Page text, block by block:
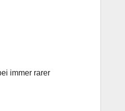
immer rarer